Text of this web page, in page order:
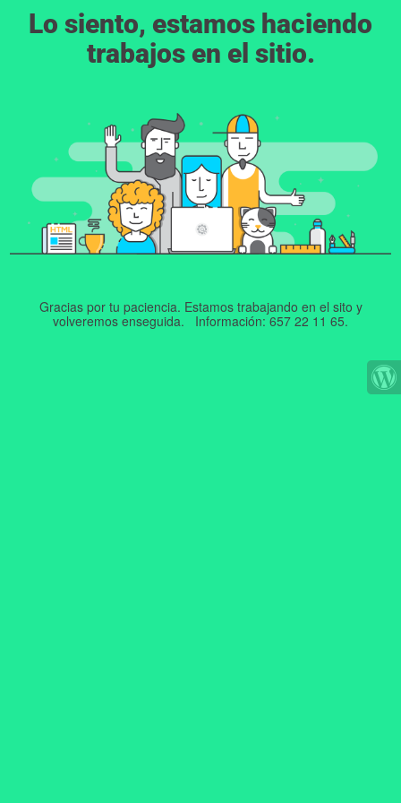
Lo siento, estamos haciendo
trabajos en el sitio.
Gracias por tu paciencia. Estamos trabajando en el sito y
volveremos enseguida. Información: 657 22 11 65.